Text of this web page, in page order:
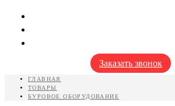
Заказать звонок
ГЛАВНАЯ
ТОВАРЫ
БУРОВОЕ ОБОРУДОВАНИЕ